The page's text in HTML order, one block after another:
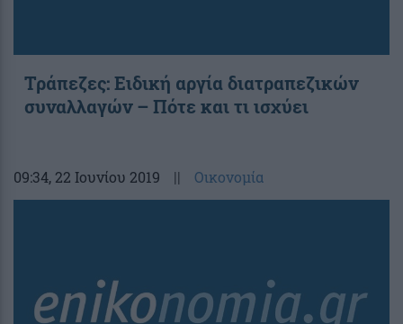
Τράπεζες: Ειδική αργία διατραπεζικών
συναλλαγών – Πότε και τι ισχύει
09:34, 22 Ιουνίου 2019 || Οικονομία